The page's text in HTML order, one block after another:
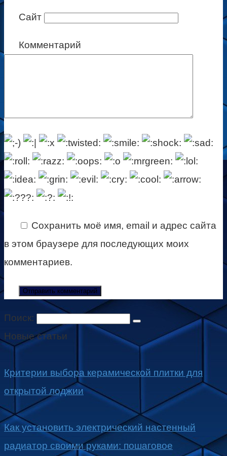
Сайт
Комментарий
Сохранить моё имя, email и адрес сайта
в этом браузере для последующих моих
комментариев.
Поиск:
Новые статьи
Критерии выбора керамической плитки для
открытой лоджии
Как установить электрический настенный
радиатор своими руками: пошаговое